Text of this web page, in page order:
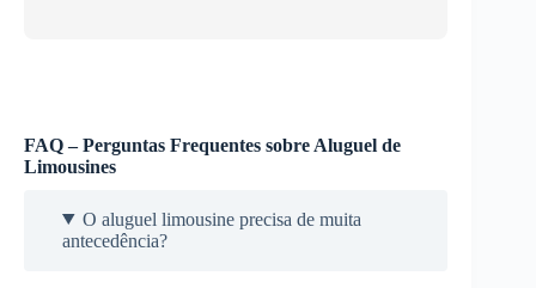
FAQ – Perguntas Frequentes sobre Aluguel de
Limousines
O aluguel limousine precisa de muita
antecedência?